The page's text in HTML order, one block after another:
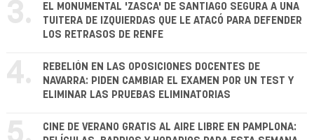
3.
EL MONUMENTAL 'ZASCA' DE SANTIAGO SEGURA A UNA
TUITERA DE IZQUIERDAS QUE LE ATACÓ PARA DEFENDER
LOS RETRASOS DE RENFE
4.
REBELIÓN EN LAS OPOSICIONES DOCENTES DE
NAVARRA: PIDEN CAMBIAR EL EXAMEN POR UN TEST Y
ELIMINAR LAS PRUEBAS ELIMINATORIAS
CINE DE VERANO GRATIS AL AIRE LIBRE EN PAMPLONA: